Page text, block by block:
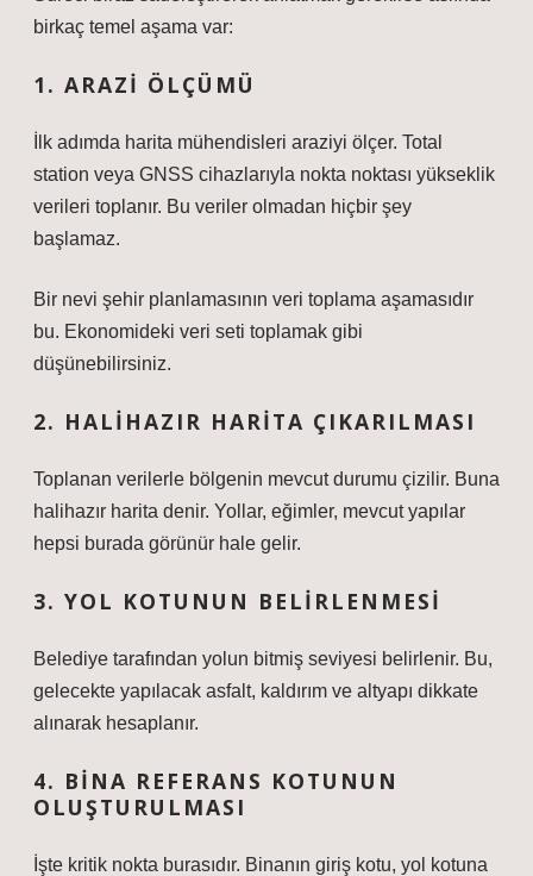
birkaç temel aşama var:
1. ARAZI ÖLÇÜMÜ
İlk adımda harita mühendisleri araziyi ölçer. Total
station veya GNSS cihazlarıyla nokta noktası yükseklik
verileri toplanır. Bu veriler olmadan hiçbir şey
başlamaz.
Bir nevi şehir planlamasının veri toplama aşamasıdır
bu. Ekonomideki veri seti toplamak gibi
düşünebilirsiniz.
2. HALIHAZIR HARITA ÇIKARILMASI
Toplanan verilerle bölgenin mevcut durumu çizilir. Buna
halihazır harita denir. Yollar, eğimler, mevcut yapılar
hepsi burada görünür hale gelir.
3. YOL KOTUNUN BELIRLENMESI
Belediye tarafından yolun bitmiş seviyesi belirlenir. Bu,
gelecekte yapılacak asfalt, kaldırım ve altyapı dikkate
alınarak hesaplanır.
4. BINA REFERANS KOTUNUN
OLUŞTURULMASI
İşte kritik nokta burasıdır. Binanın giriş kotu, yol kotuna